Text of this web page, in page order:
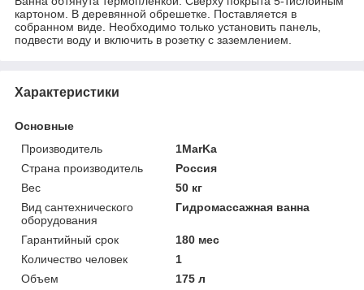
картоном. В деревянной обрешетке. Поставляется в
собранном виде. Необходимо только установить панель,
подвести воду и включить в розетку с заземлением.
Характеристики
Основные
Производитель
1MarKa
Страна производитель
Россия
Вес
50 кг
Вид сантехнического
оборудования
Гидромассажная ванна
Гарантийный срок
180 мес
Количество человек
1
Объем
175 л